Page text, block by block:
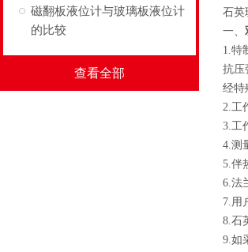
磁翻板液位计与玻璃板液位计
的比较
查看全部
石英
一、
1.特
抗压
经特
2.工
3.工
4.测
5.伴
6.法
7.用
8.石
9.如